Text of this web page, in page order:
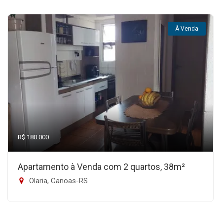
À Venda
R$ 180.000
Apartamento à Venda com 2 quartos, 38m²
Olaria, Canoas-RS